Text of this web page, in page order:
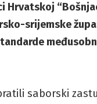
Hrvatskoj
srijemske
saborski